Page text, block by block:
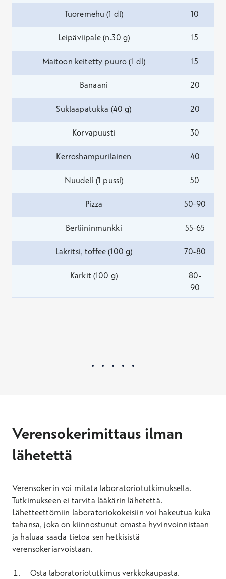
Tuoremehu (1 dl) 10
Leipäviipale (n.30 g) 15
Maitoon keitetty puuro (1 dl) 15
Banaani 20
Suklaapatukka (40 g) 20
Korvapuusti 30
Kerroshampurilainen 40
Nuudeli (1 pussi) 50
Pizza 50-90
Berliininmunkki 55-65
Lakritsi, toffee (100 g) 70-80
Karkit (100 g)
80-
90
Verensokerimittaus ilman
lähetettä
Verensokerin voi mitata laboratoriotutkimuksella.
Tutkimukseen ei tarvita lääkärin lähetettä.
Lähetteettömiin laboratoriokokeisiin voi hakeutua kuka
tahansa, joka on kiinnostunut omasta hyvinvoinnistaan
ja haluaa saada tietoa sen hetkisistä
verensokeriarvoistaan.
Osta laboratoriotutkimus verkkokaupasta.